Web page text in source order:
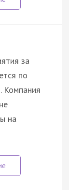
за
по
. Компания
на